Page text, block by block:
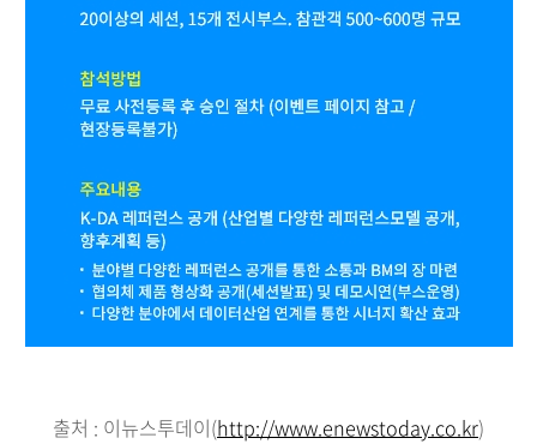
출처 : 이뉴스투데이(http://www.enewstoday.co.kr)